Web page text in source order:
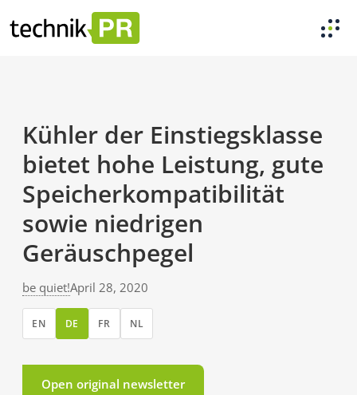
Kühler der Einstiegsklasse
bietet hohe Leistung, gute
Speicherkompatibilität
sowie niedrigen
Geräuschpegel
be quiet!April 28, 2020
EN DE FR NL
Open original newsletter